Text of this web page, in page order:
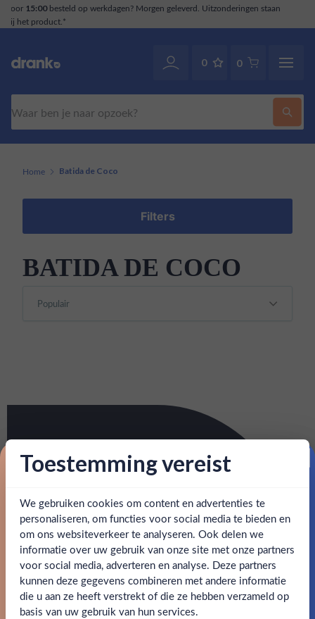
staan
Klantenservice070-2141946. Ook via
0 0
Ben jij 18 jaar of ouder?
Ja Nee
Home Batida de Coco
Filters
BATIDA DE COCO
Toestemming vereist
We gebruiken cookies om content en advertenties te
personaliseren, om functies voor social media te bieden en
om ons websiteverkeer te analyseren. Ook delen we
informatie over uw gebruik van onze site met onze partners
voor social media, adverteren en analyse. Deze partners
kunnen deze gegevens combineren met andere informatie
die u aan ze heeft verstrekt of die ze hebben verzameld op
basis van uw gebruik van hun services.
Proost op je eerste korting!
Schrijf je in en ontvang direct 5% korting op je eerste
bestelling.
Email
Claim mijn korting